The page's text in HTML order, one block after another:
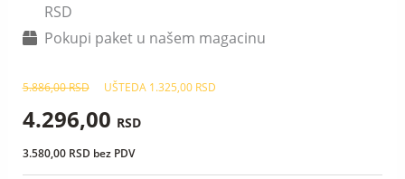
RSD
Pokupi paket u našem magacinu
5.886,00RSD UŠTEDA 1.325,00 RSD
4.296,00 RSD
3.580,00 RSD bez PDV